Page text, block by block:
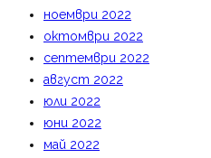
ноември 2022
октомври 2022
септември 2022
август 2022
юли 2022
юни 2022
май 2022